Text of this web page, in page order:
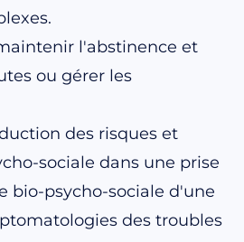
l'abstinence et
ou gérer les
des risques et
sociale dans une prise
bio-psycho-sociale d'une
des troubles